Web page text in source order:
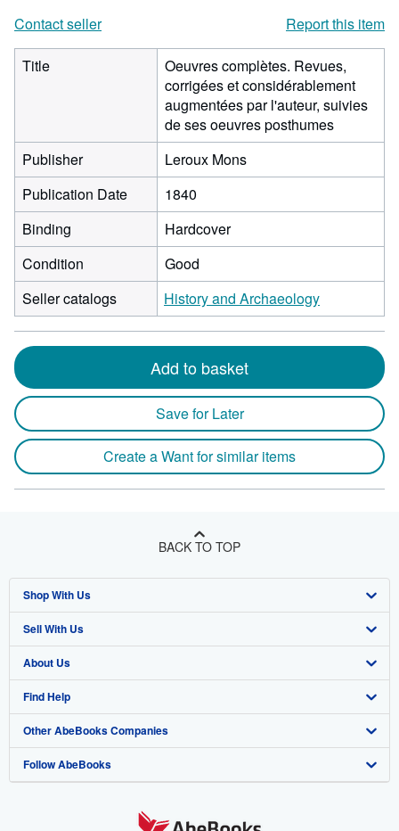
Contact seller
Report this item
Title
Oeuvres complètes. Revues,
corrigées et considérablement
augmentées par l'auteur, suivies
de ses oeuvres posthumes
Publisher
Leroux Mons
Publication Date
1840
Binding
Hardcover
Condition
Good
Seller catalogs
History and Archaeology
Add to basket
Save for Later
Create a Want for similar items
BACK TO TOP
Shop With Us
Advanced Search
Browse Collections
My Account
My Orders
View Basket
Sell With Us
Start Selling
Join Our Affiliate Program
Book Buyback
Refer a seller
About Us
About AbeBooks
Media
Careers
Find Help
Help
Customer Support
Other AbeBooks Companies
AbeBooks.co.uk
Follow AbeBooks